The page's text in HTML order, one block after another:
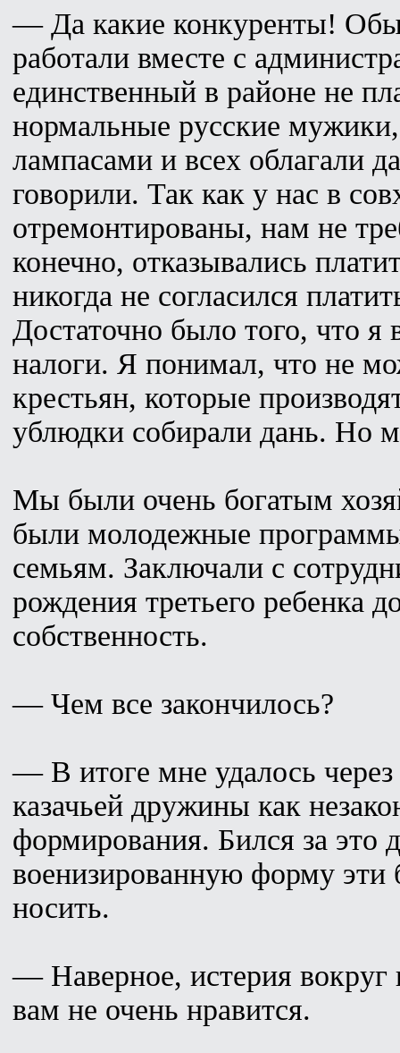
— Да какие конкуренты!
работали вместе с
единственный в районе не
нормальные русские
лампасами и всех облагали
говорили. Так как у нас в
отремонтированы, нам не
конечно, отказывались
никогда не согласился
Достаточно было того, что я
налоги. Я понимал, что не
крестьян, которые
ублюдки собирали дань. Но
Мы были очень богатым
были молодежные
семьям. Заключали с
рождения третьего ребенка
собственность.
— Чем все закончилось?
— В итоге мне удалось
казачьей дружины как
формирования. Бился за это
военизированную форму
носить.
— Наверное, истерия вокруг
вам не очень нравится.